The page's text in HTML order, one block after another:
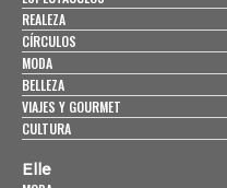
REALEZA
CÍRCULOS
MODA
BELLEZA
VIAJES Y GOURMET
CULTURA
Elle